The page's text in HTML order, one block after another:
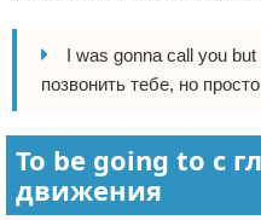
I was gonna call you
позвонить тебе, но
To be going to с
движения